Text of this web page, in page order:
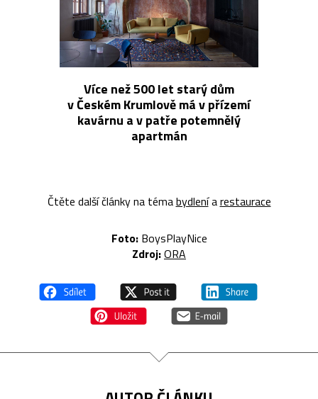
Více než 500 let starý dům
v Českém Krumlově má v přízemí
kavárnu a v patře potemnělý
apartmán
Čtěte další články na témabydleníarestaurace
Foto:BoysPlayNice
Zdroj:ORA